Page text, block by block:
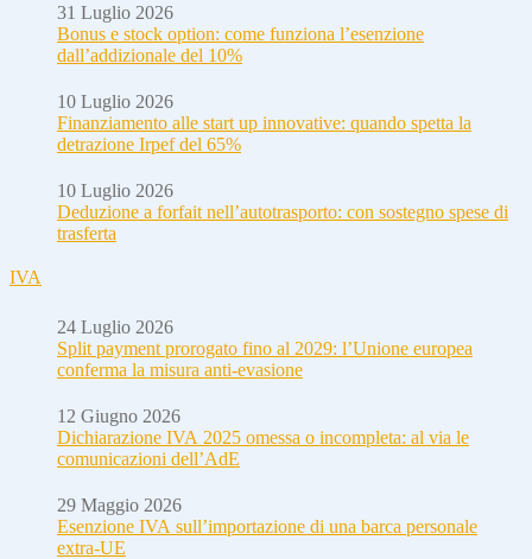
31 Luglio 2026
Bonus e stock option: come funziona l’esenzione
dall’addizionale del 10%
10 Luglio 2026
Finanziamento alle start up innovative: quando spetta la
detrazione Irpef del 65%
10 Luglio 2026
Deduzione a forfait nell’autotrasporto: con sostegno spese di
trasferta
IVA
24 Luglio 2026
Split payment prorogato fino al 2029: l’Unione europea
conferma la misura anti-evasione
12 Giugno 2026
Dichiarazione IVA 2025 omessa o incompleta: al via le
comunicazioni dell’AdE
29 Maggio 2026
Esenzione IVA sull’importazione di una barca personale
extra-UE